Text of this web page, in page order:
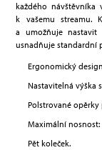
každého
k vašemu streamu.
a umožňuje
usnadňuje standardní
Ergonomický
Nastavitelná výška
Polstrované opěrky
Maximální nosnost:
Pět koleček.